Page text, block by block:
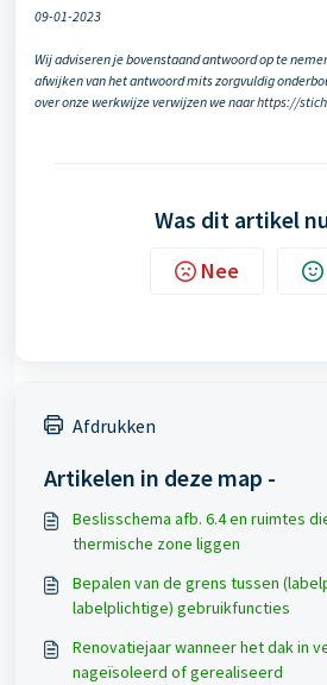
09-01-2023
Wij adviseren je bovenstaand antwoord op te
afwijken van het antwoord mits zorgvuldig
over onze werkwijze verwijzen we naarhttps://
Was dit artikel
Nee
Afdrukken
Artikelen in deze map -
Beslisschema afb. 6.4 en ruimtes
thermische zone liggen
Bepalen van de grens tussen
labelplichtige) gebruikfuncties
Renovatiejaar wanneer het dak in
nageïsoleerd of gerealiseerd